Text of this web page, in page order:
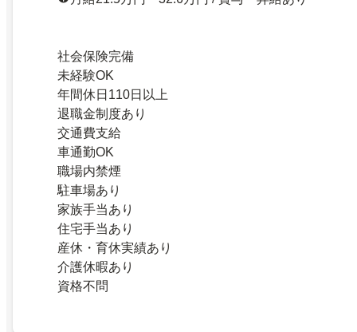
社会保険完備
未経験OK
年間休日110日以上
退職金制度あり
交通費支給
車通勤OK
職場内禁煙
駐車場あり
家族手当あり
住宅手当あり
産休・育休実績あり
介護休暇あり
資格不問